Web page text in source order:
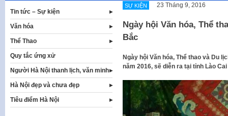
SỰ KIỆN 23 Tháng 9, 2016
Ngày hội Văn hóa, Thể
Bắc
Ngày hội Văn hóa, Thể thao và Du
năm 2016, sẽ diễn ra tại tỉnh Lào
Tin tức – Sự kiện
Văn hóa
Thể Thao
Quy tắc ứng xử
Người Hà Nội thanh lịch, văn minh
Hà Nội đẹp và chưa đẹp
Tiêu điểm Hà Nội